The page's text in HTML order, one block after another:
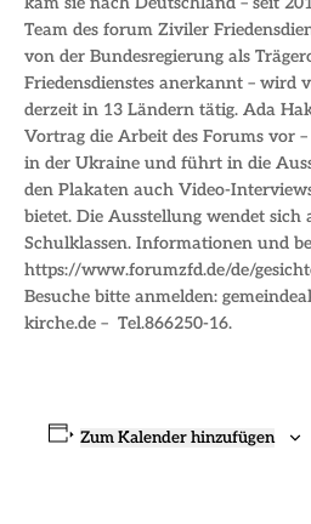
Team des forum Ziviler
von der Bundesregierung als
Friedensdienstes anerkannt – wird
derzeit in 13 Ländern tätig. Ada
Vortrag die Arbeit des Forums vor
in der Ukraine und führt in die
den Plakaten auch Video-
bietet. Die Ausstellung wendet
Schulklassen. Informationen und
https://www.forumzfd.de/de/
Besuche bitte anmelden:
kirche.de – Tel.866250-16.
Zum Kalender hinzufügen